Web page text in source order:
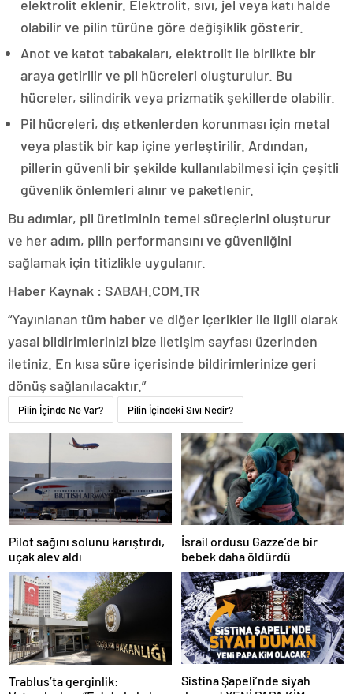
elektrolit eklenir. Elektrolit, sıvı, jel veya katı halde
olabilir ve pilin türüne göre değişiklik gösterir.
Anot ve katot tabakaları, elektrolit ile birlikte bir
araya getirilir ve pil hücreleri oluşturulur. Bu
hücreler, silindirik veya prizmatik şekillerde olabilir.
Pil hücreleri, dış etkenlerden korunması için metal
veya plastik bir kap içine yerleştirilir. Ardından,
pillerin güvenli bir şekilde kullanılabilmesi için çeşitli
güvenlik önlemleri alınır ve paketlenir.
Bu adımlar, pil üretiminin temel süreçlerini oluşturur
ve her adım, pilin performansını ve güvenliğini
sağlamak için titizlikle uygulanır.
Haber Kaynak : SABAH.COM.TR
“Yayınlanan tüm haber ve diğer içerikler ile ilgili olarak
yasal bildirimlerinizi bize iletişim sayfası üzerinden
iletiniz. En kısa süre içerisinde bildirimlerinize geri
dönüş sağlanılacaktır.”
Pilin İçinde Ne Var? Pilin İçindeki Sıvı Nedir?
Pilot sağını solunu karıştırdı,
uçak alev aldı
İsrail ordusu Gazze’de bir
bebek daha öldürdü
Trablus’ta gerginlik:
Sistina Şapeli’nde siyah